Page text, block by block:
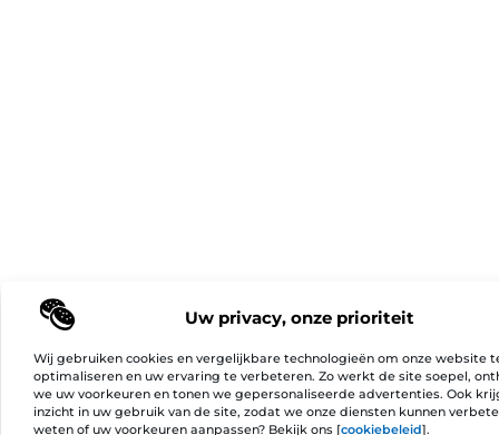
Uw privacy, onze prioriteit
Wij gebruiken cookies en vergelijkbare technologieën om onze website
optimaliseren en uw ervaring te verbeteren. Zo werkt de site soepel,
we uw voorkeuren en tonen we gepersonaliseerde advertenties. Ook
inzicht in uw gebruik van de site, zodat we onze diensten kunnen
weten of uw voorkeuren aanpassen? Bekijk ons [cookiebeleid].